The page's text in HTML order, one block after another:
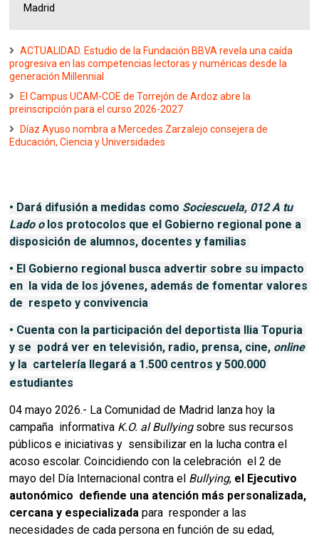
Madrid
ACTUALIDAD. Estudio de la Fundación BBVA revela una caída
progresiva en las competencias lectoras y numéricas desde la
generación Millennial
El Campus UCAM-COE de Torrejón de Ardoz abre la
preinscripción para el curso 2026-2027
Díaz Ayuso nombra a Mercedes Zarzalejo consejera de
Educación, Ciencia y Universidades
• Dará difusión a medidas como Sociescuela, 012 A tu
Lado o los protocolos que el Gobierno regional pone a
disposición de alumnos, docentes y familias
• El Gobierno regional busca advertir sobre su impacto
en  la vida de los jóvenes, además de fomentar valores
de  respeto y convivencia
• Cuenta con la participación del deportista Ilia Topuria
y se  podrá ver en televisión, radio, prensa, cine,
online
y la  cartelería llegará a 1.500 centros y 500.000
estudiantes
04 mayo 2026.- La Comunidad de Madrid lanza hoy la
campaña  informativa K.O. al Bullying sobre sus recursos
públicos e iniciativas y  sensibilizar en la lucha contra el
acoso escolar. Coincidiendo con la celebración  el 2 de
mayo del Día Internacional contra el Bullying, el Ejecutivo
autonómico  defiende una atención más personalizada,
cercana y especializada para  responder a las
necesidades de cada persona en función de su edad,